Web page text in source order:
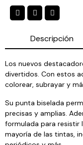
Descripción
Los nuevos
divertidos. Con estos
colorear, subrayar y
Su punta biselada
precisas y amplias.
formulada para resistir
mayoría de las tintas,